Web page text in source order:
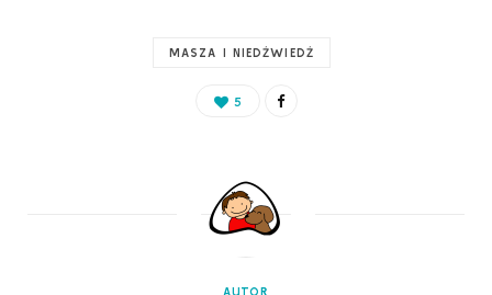
MASZA I NIEDŹWIEDŹ
5
AUTOR